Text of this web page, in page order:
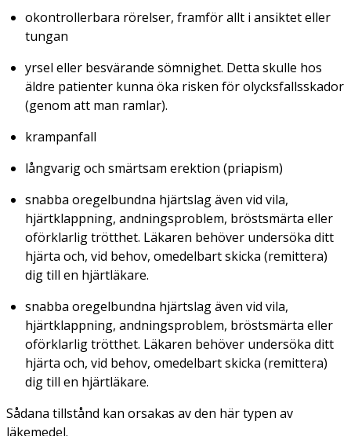
okontrollerbara rörelser, framför allt i ansiktet eller
tungan
yrsel eller besvärande sömnighet. Detta skulle hos
äldre patienter kunna öka risken för olycksfallsskador
(genom att man ramlar).
krampanfall
långvarig och smärtsam erektion (priapism)
snabba oregelbundna hjärtslag även vid vila,
hjärtklappning, andningsproblem, bröstsmärta eller
oförklarlig trötthet. Läkaren behöver undersöka ditt
hjärta och, vid behov, omedelbart skicka (remittera)
dig till en hjärtläkare.
snabba oregelbundna hjärtslag även vid vila,
hjärtklappning, andningsproblem, bröstsmärta eller
oförklarlig trötthet. Läkaren behöver undersöka ditt
hjärta och, vid behov, omedelbart skicka (remittera)
dig till en hjärtläkare.
Sådana tillstånd kan orsakas av den här typen av
läkemedel.